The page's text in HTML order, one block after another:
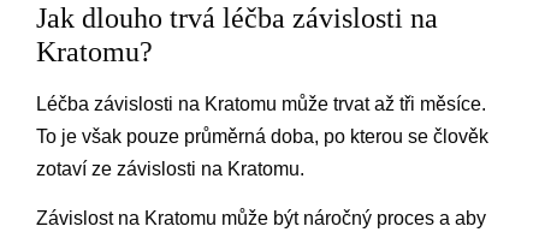
Jak dlouho trvá léčba závislosti na
Kratomu?
Léčba závislosti na Kratomu může trvat až tři měsíce.
To je však pouze průměrná doba, po kterou se člověk
zotaví ze závislosti na Kratomu.
Závislost na Kratomu může být náročný proces a aby